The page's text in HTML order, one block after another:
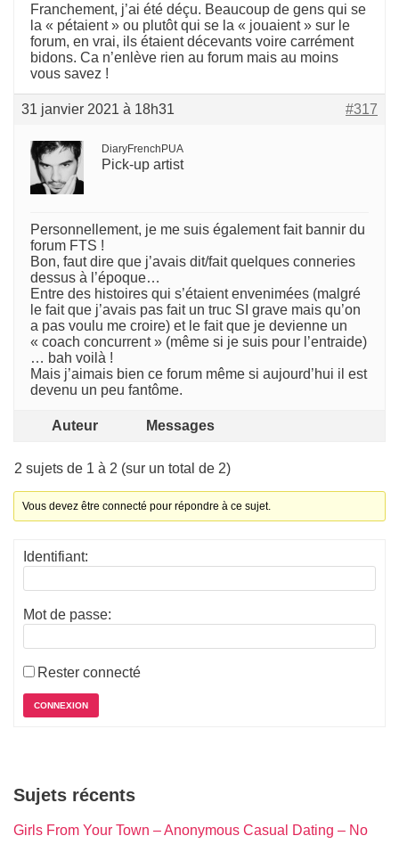
Franchement, j’ai été déçu. Beaucoup de gens qui se
la « pétaient » ou plutôt qui se la « jouaient » sur le
forum, en vrai, ils étaient décevants voire carrément
bidons. Ca n’enlève rien au forum mais au moins
vous savez !
31 janvier 2021 à 18h31 #317
DiaryFrenchPUA
Pick-up artist
Personnellement, je me suis également fait bannir du
forum FTS !
Bon, faut dire que j’avais dit/fait quelques conneries
dessus à l’époque…
Entre des histoires qui s’étaient envenimées (malgré
le fait que j’avais pas fait un truc SI grave mais qu’on
a pas voulu me croire) et le fait que je devienne un
« coach concurrent » (même si je suis pour l’entraide)
… bah voilà !
Mais j’aimais bien ce forum même si aujourd’hui il est
devenu un peu fantôme.
Auteur Messages
2 sujets de 1 à 2 (sur un total de 2)
Vous devez être connecté pour répondre à ce sujet.
Identifiant:
Mot de passe:
Rester connecté
CONNEXION
Sujets récents
Girls From Your Town – Anonymous Casual Dating – No